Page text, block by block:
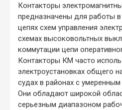
Контакторы
предназначены для работы
цепях схем управления
схемах высоковольтных
коммутации цепи
Контакторы КМ часто
электроустановках общего
судах в районах с
Они обладают широкой
серьезным диапазоном